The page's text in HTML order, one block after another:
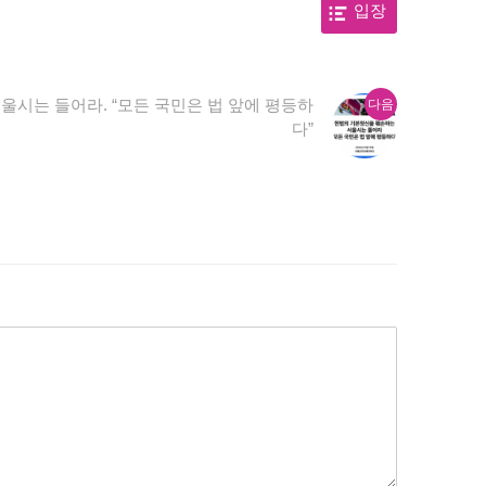
입장
다음 다
시는 들어라. “모든 국민은 법 앞에 평등하
다”